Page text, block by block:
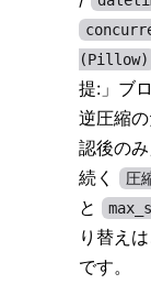
(Pillow)
提:」ブ
逆圧縮
認後の
続く
圧
と
り替え
です。